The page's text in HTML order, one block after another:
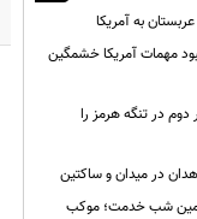
به آمریکا
مهمات آمریکا خشمگین
در تنگه هرمز را
در میدان و ساکتین
شب خدمت؛ موکب